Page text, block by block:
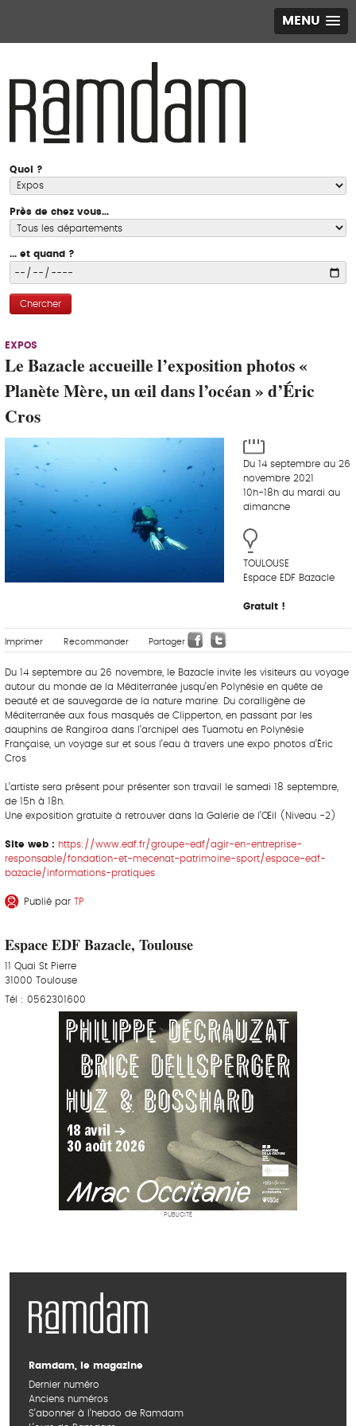
MENU
Quoi ?
Près de chez vous...
... et quand ?
Chercher
EXPOS
Le Bazacle accueille l’exposition photos «
Planète Mère, un œil dans l’océan » d’Éric
Cros
Du 14 septembre au 26
novembre 2021
10h-18h du mardi au
dimanche
TOULOUSE
Espace EDF Bazacle
Gratuit !
Imprimer Recommander Partager
Du 14 septembre au 26 novembre, le Bazacle invite les visiteurs au voyage
autour du monde de la Méditerranée jusqu’en Polynésie en quête de
beauté et de sauvegarde de la nature marine. Du coralligène de
Méditerranée aux fous masqués de Clipperton, en passant par les
dauphins de Rangiroa dans l’archipel des Tuamotu en Polynésie
Française, un voyage sur et sous l’eau à travers une expo photos d’Éric
Cros
L’artiste sera présent pour présenter son travail le samedi 18 septembre,
de 15h à 18h.
Une exposition gratuite à retrouver dans la Galerie de l’Œil (Niveau -2)
Site web : https://www.edf.fr/groupe-edf/agir-en-entreprise-
responsable/fondation-et-mecenat-patrimoine-sport/espace-edf-
bazacle/informations-pratiques
Publié par TP
Espace EDF Bazacle, Toulouse
11 Quai St Pierre
31000 Toulouse
Tél : 0562301600
PUBLICITÉ
Ramdam, le magazine
Dernier numéro
Anciens numéros
S’abonner à l’hebdo de Ramdam